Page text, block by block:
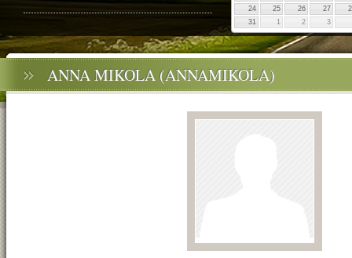
24
25 26 27
31
1 2 3
ANNA MIKOLA (ANNAMIKOLA)